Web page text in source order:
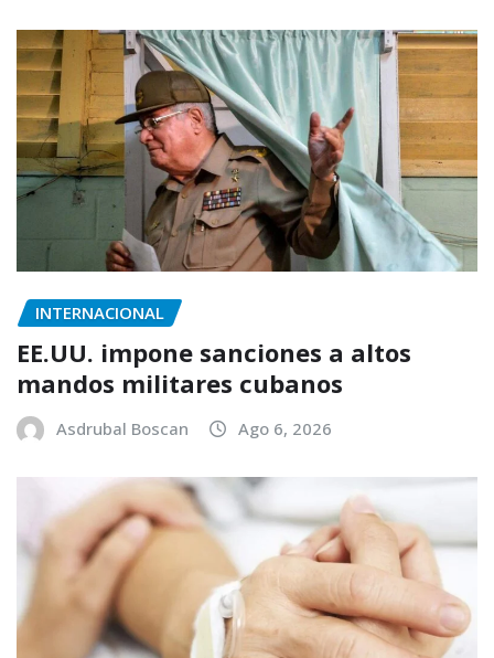
INTERNACIONAL
EE.UU. impone sanciones a altos
mandos militares cubanos
Asdrubal Boscan Ago 6, 2026